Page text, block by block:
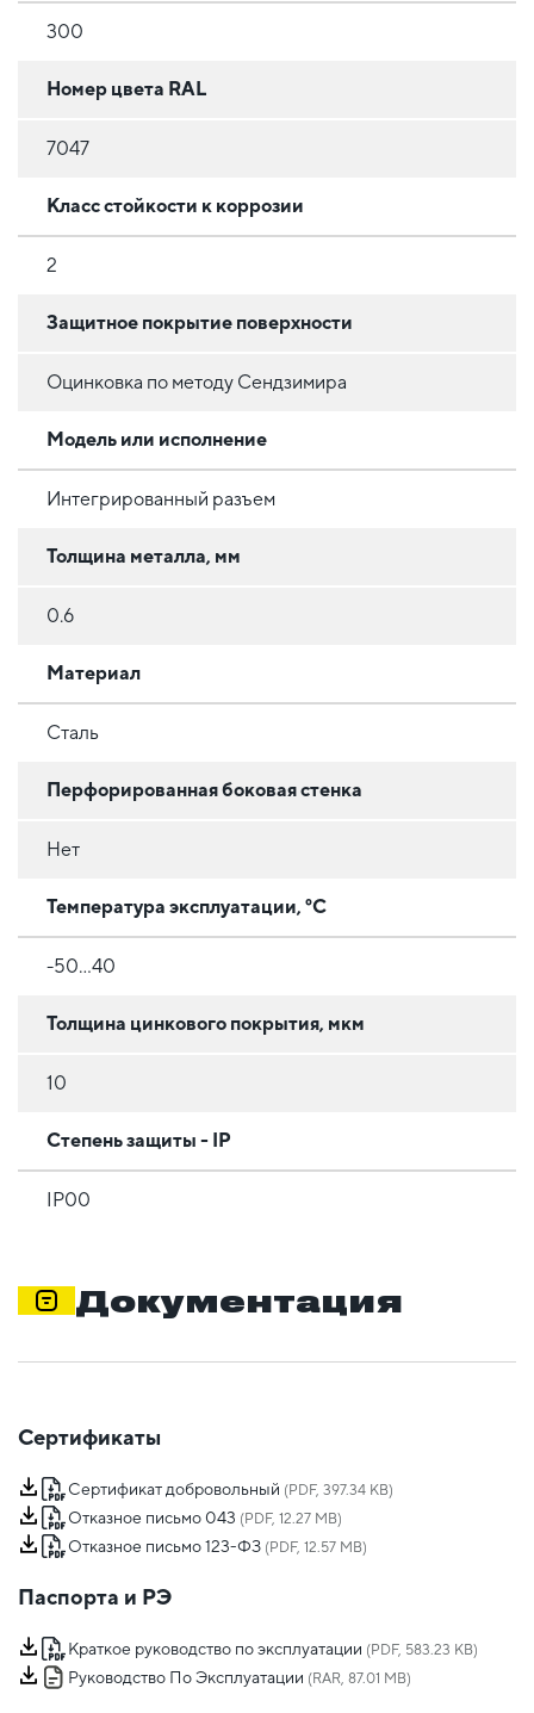
300
Номер цвета RAL
7047
Класс стойкости к коррозии
2
Защитное покрытие поверхности
Оцинковка по методу Сендзимира
Модель или исполнение
Интегрированный разъем
Толщина металла, мм
0.6
Материал
Сталь
Перфорированная боковая стенка
Нет
Температура эксплуатации, °C
-50...40
Толщина цинкового покрытия, мкм
10
Степень защиты - IP
IP00
Документация
Сертификаты
Сертификат добровольный (PDF, 397.34 KB)
Отказное письмо 043 (PDF, 12.27 MB)
Отказное письмо 123-ФЗ (PDF, 12.57 MB)
Паспорта и РЭ
Краткое руководство по эксплуатации (PDF, 583.23 KB)
Руководство По Эксплуатации (RAR, 87.01 MB)